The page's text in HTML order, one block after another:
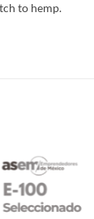
to hemp.